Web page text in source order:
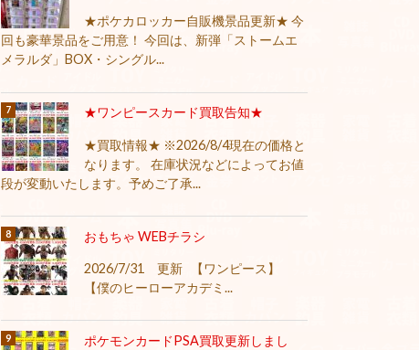
★ポケカロッカー自販機景品更新★ 今
回も豪華景品をご用意！ 今回は、新弾「ストームエ
メラルダ」BOX・シングル...
★ワンピースカード買取告知★
★買取情報★ ※2026/8/4現在の価格と
なります。 在庫状況などによってお値
段が変動いたします。予めご了承...
おもちゃ WEBチラシ
2026/7/31 更新 【ワンピース】
【僕のヒーローアカデミ...
ポケモンカードPSA買取更新しまし